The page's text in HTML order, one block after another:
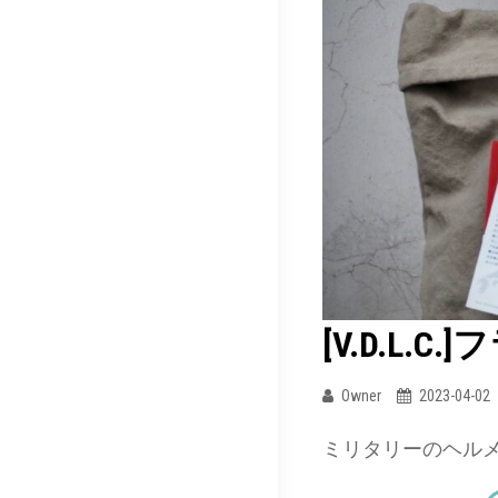
[V.D.L.C.]
Owner 2023-04-02
ミリタリーのヘル